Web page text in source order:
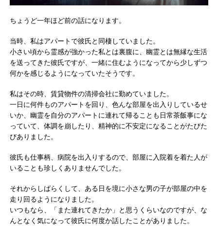
ちょうど一年ほど前の話になります。
当時、私はアパートで彼氏と同棲していました。
小さい頃から霊感が強かった私とは裏腹に、幽霊とは無縁な生活
を送ってきた彼氏ですが、一緒に住むようになってから少しずつ
何かを感じるようになっていたそうです。
私はその時、賃貸物件の清掃会社に勤めていました。
一日に何件ものアパートを回り、色んな部屋を出入りしているせ
いか、幽霊を自分のアパートに連れて帰ることも日常茶飯事にな
っていて、体調を崩したり、精神的に不安定になることがたびた
びありました。
彼氏も仕事柄、病院を出入りするので、部屋に入院着を着た人が
いることも珍しくありませんでした。
それからしばらくして、ある日を境に小さな男の子が部屋の中を
走り回るようになりました。
いつもなら、「また連れてきたか」と思うくらいなのですが、な
んとなく気になって彼氏に何度か話したことがありました。